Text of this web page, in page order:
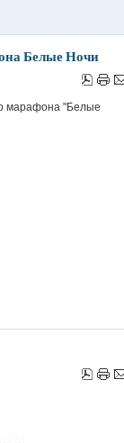
Белые Ночи
марафона "Белые